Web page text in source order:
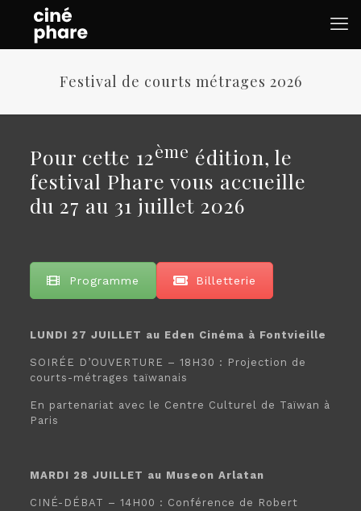
Festival de courts métrages 2026
Pour cette 12ème édition, le
festival Phare vous accueille
du 27 au 31 juillet 2026
Programme Billetterie
LUNDI 27 JUILLET au Eden Cinéma à Fontvieille
SOIRÉE D’OUVERTURE – 18H30 : Projection de
courts-métrages taïwanais
En partenariat avec le Centre Culturel de Taïwan à
Paris
MARDI 28 JUILLET au Museon Arlatan
CINÉ-DÉBAT – 14H00 : Conférence de Robert